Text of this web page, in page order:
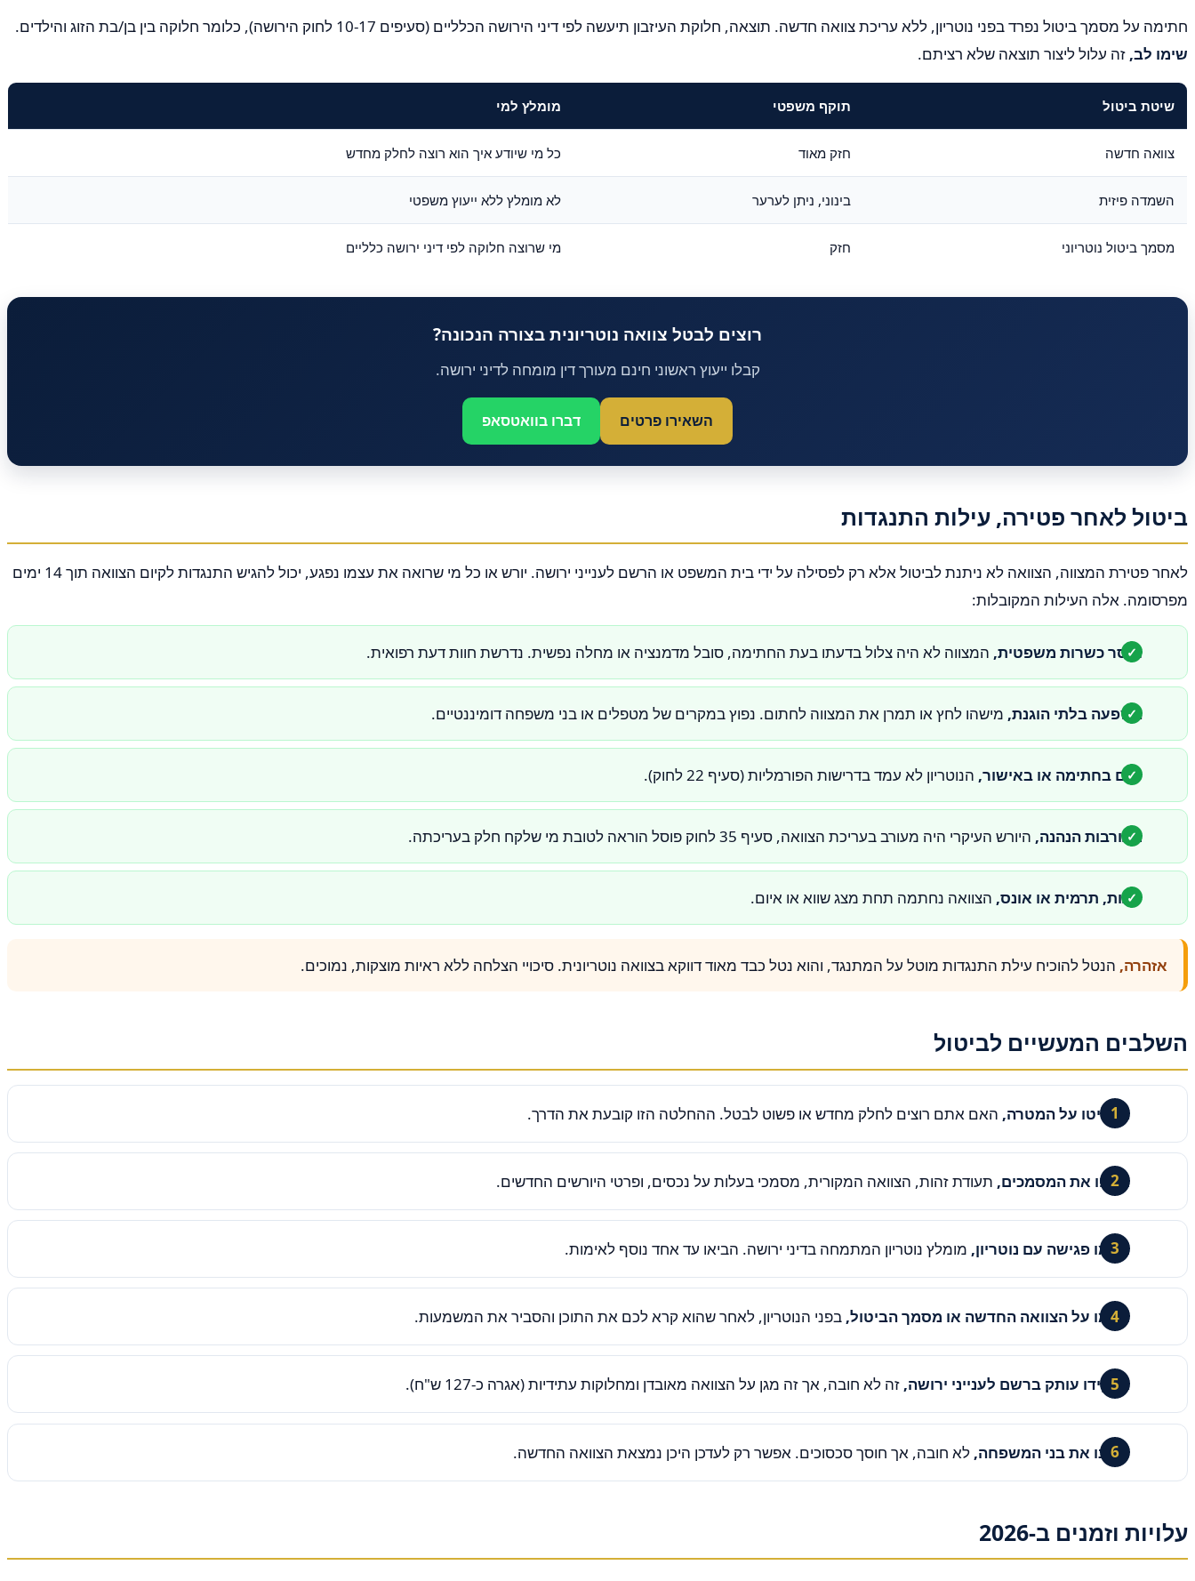
חתימה על מסמך ביטול נפרד בפני נוטריון, ללא עריכת צוואה חדשה. תוצאה, חלוקת העיזבון תיעשה לפי דיני הירושה הכלליים (סעיפים 10-17 לחוק הירושה), כלומר חלוקה בין בן/בת הזוג והילדים.
שימו לב, זה עלול ליצור תוצאה שלא רציתם.
שיטת ביטול תוקף משפטי מומלץ למי
צוואה חדשה חזק מאוד כל מי שיודע איך הוא רוצה לחלק מחדש
השמדה פיזית בינוני, ניתן לערער לא מומלץ ללא ייעוץ משפטי
מסמך ביטול נוטריוני חזק מי שרוצה חלוקה לפי דיני ירושה כלליים
רוצים לבטל צוואה נוטריונית בצורה הנכונה?
קבלו ייעוץ ראשוני חינם מעורך דין מומחה לדיני ירושה.
השאירו פרטים דברו בוואטסאפ
ביטול לאחר פטירה, עילות התנגדות
לאחר פטירת המצווה, הצוואה לא ניתנת לביטול אלא רק לפסילה על ידי בית המשפט או הרשם לענייני ירושה. יורש או כל מי שרואה את עצמו נפגע, יכול להגיש התנגדות לקיום הצוואה תוך 14 ימים
מפרסומה. אלה העילות המקובלות:
חוסר כשרות משפטית, המצווה לא היה צלול בדעתו בעת החתימה, סובל מדמנציה או מחלה נפשית. נדרשת חוות דעת רפואית.
השפעה בלתי הוגנת, מישהו לחץ או תמרן את המצווה לחתום. נפוץ במקרים של מטפלים או בני משפחה דומיננטיים.
פגם בחתימה או באישור, הנוטריון לא עמד בדרישות הפורמליות (סעיף 22 לחוק).
מעורבות הנהנה, היורש העיקרי היה מעורב בעריכת הצוואה, סעיף 35 לחוק פוסל הוראה לטובת מי שלקח חלק בעריכתה.
טעות, תרמית או אונס, הצוואה נחתמה תחת מצג שווא או איום.
אזהרה, הנטל להוכיח עילת התנגדות מוטל על המתנגד, והוא נטל כבד מאוד דווקא בצוואה נוטריונית. סיכויי הצלחה ללא ראיות מוצקות, נמוכים.
השלבים המעשיים לביטול
החליטו על המטרה, האם אתם רוצים לחלק מחדש או פשוט לבטל. ההחלטה הזו קובעת את הדרך.
אספו את המסמכים, תעודת זהות, הצוואה המקורית, מסמכי בעלות על נכסים, ופרטי היורשים החדשים.
תאמו פגישה עם נוטריון, מומלץ נוטריון המתמחה בדיני ירושה. הביאו עד אחד נוסף לאימות.
חתמו על הצוואה החדשה או מסמך הביטול, בפני הנוטריון, לאחר שהוא קרא לכם את התוכן והסביר את המשמעות.
הפקידו עותק ברשם לענייני ירושה, זה לא חובה, אך זה מגן על הצוואה מאובדן ומחלוקות עתידיות (אגרה כ-127 ש"ח).
עדכנו את בני המשפחה, לא חובה, אך חוסך סכסוכים. אפשר רק לעדכן היכן נמצאת הצוואה החדשה.
עלויות וזמנים ב-2026